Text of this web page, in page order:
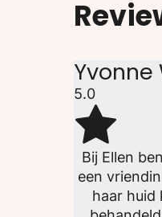
Yvonne
5.0
Bij Ellen
een
haar huid